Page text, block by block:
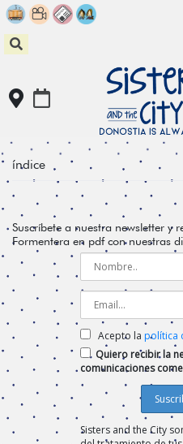
Skip
to
content
índice
Suscríbete a nuestra newsletter y
Formentera en pdf con nuestras
Acepto la política
Quiero recibir la
comunicaciones
Sisters and the City